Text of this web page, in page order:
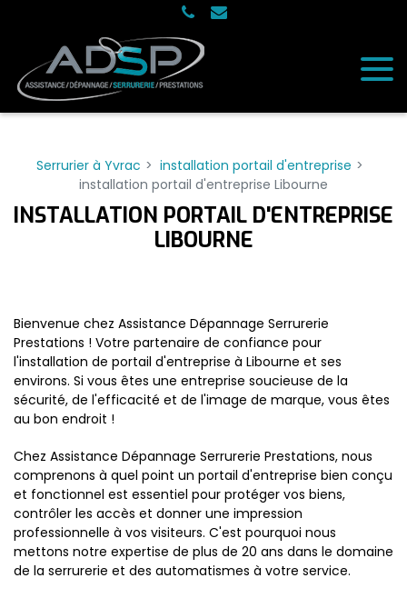
Serrurier à Yvrac
installation portail d'entreprise
installation portail d'entreprise Libourne
INSTALLATION PORTAIL D'ENTREPRISE
LIBOURNE
Bienvenue chez Assistance Dépannage Serrurerie
Prestations ! Votre partenaire de confiance pour
l'installation de portail d'entreprise à Libourne et ses
environs. Si vous êtes une entreprise soucieuse de la
sécurité, de l'efficacité et de l'image de marque, vous êtes
au bon endroit !
Chez Assistance Dépannage Serrurerie Prestations, nous
comprenons à quel point un portail d'entreprise bien conçu
et fonctionnel est essentiel pour protéger vos biens,
contrôler les accès et donner une impression
professionnelle à vos visiteurs. C'est pourquoi nous
mettons notre expertise de plus de 20 ans dans le domaine
de la serrurerie et des automatismes à votre service.
Panneau de gestion des cookies